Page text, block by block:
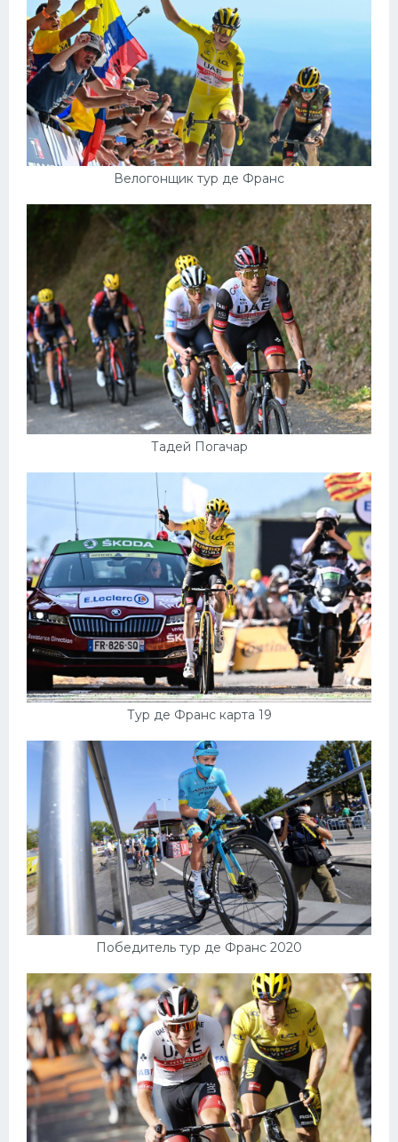
Велогонщик тур де Франс
Тадей Погачар
Тур де Франс карта 19
Победитель тур де Франс 2020